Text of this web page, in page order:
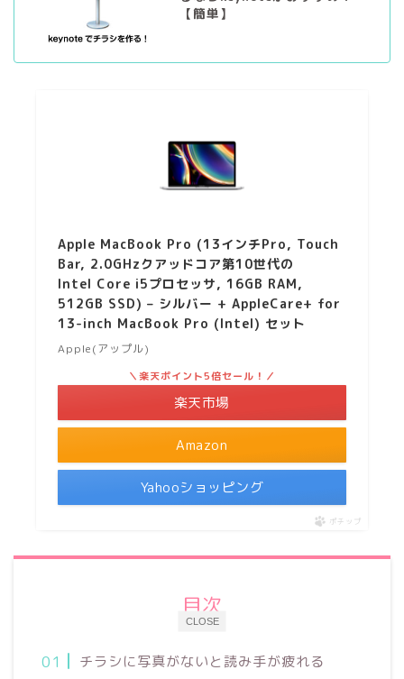
【簡単】
Apple MacBook Pro (13インチPro, Touch
Bar, 2.0GHzクアッドコア第10世代の
Intel Core i5プロセッサ, 16GB RAM,
512GB SSD) – シルバー + AppleCare+ for
13-inch MacBook Pro (Intel) セット
Apple(アップル)
Amazon
＼楽天ポイント5倍セール！／
楽天市場
Yahooショッピング
ポチップ
CLOSE
目次
チラシに写真がないと読み手が疲れる